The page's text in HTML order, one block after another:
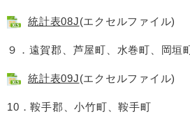
統計表08J(エクセルファイル)
９．遠賀郡、芦屋町、水巻町、岡垣
統計表09J(エクセルファイル)
10．鞍手郡、小竹町、鞍手町